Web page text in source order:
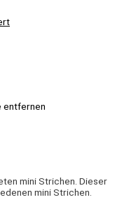
entfernen
mini Strichen. Dieser
mini Strichen.